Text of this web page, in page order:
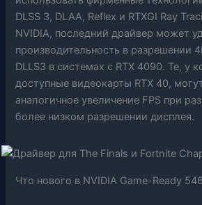
DLSS 3, DLAA, Reflex и RTXGI Ray
NVIDIA, последний драйвер может
производительность в разрешении
DLLS3 в системах с RTX 4090. Те, у
доступные видеокарты RTX 40,
аналогичное увеличение FPS при
более низком разрешении дисплея.
Что нового в NVIDIA Game-Ready